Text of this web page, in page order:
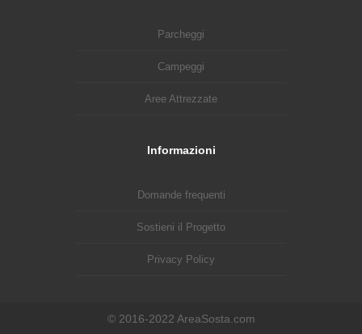
Parcheggi
Campeggi
Aree Attrezzate
Informazioni
Domande frequenti
Sostieni il Progetto
Privacy Policy
© 2016-2022 AreaSosta.com